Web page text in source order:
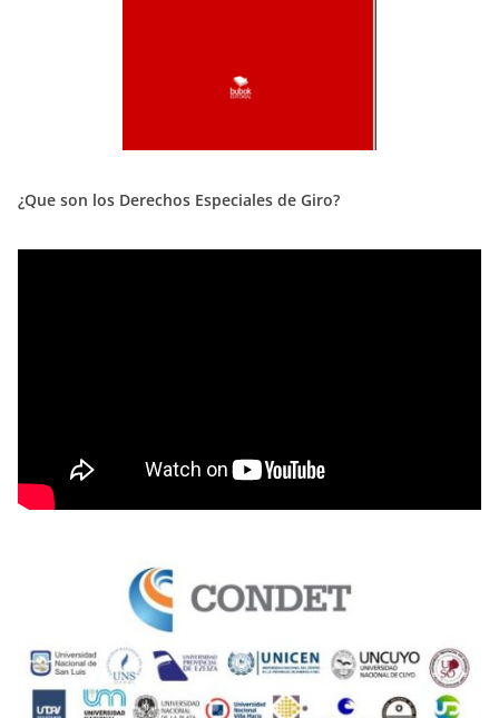
¿Que son los Derechos Especiales de Giro?